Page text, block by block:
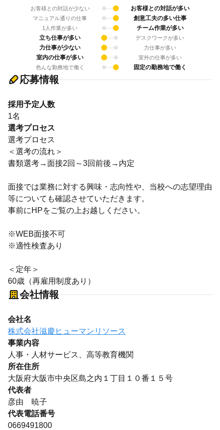
お客様との対話が少ない お客様との対話が多い
マニュアル通りの仕事 創意工夫の多い仕事
1人作業が多い
チーム作業が多い
立ち仕事が多い
デスクワークが多い
力仕事が少ない 力仕事が多い
室内の仕事が多い
室外の仕事が多い
色んな勤務地で働く
固定の勤務地で働く
応募情報
採用予定人数
1名
選考プロセス
選考プロセス
＜選考の流れ＞
書類選考→面接2回～3回前後→内定
面接では業務に対する興味・志向性や、当校への志望理由
等についても確認させていただきます。
事前にHPをご覧の上お越しください。
※WEB面接不可
※適性検査あり
＜定年＞
60歳（再雇用制度あり）
会社情報
会社名
株式会社滋慶ヒューマンリソース
事業内容
人事・人材サービス、高等教育機関
所在住所
大阪府大阪市中央区島之内１丁目１０番１５号
代表者
彦由 暁子
代表電話番号
0669491800